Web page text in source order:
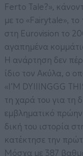
Ferto Tale?»,
με το «Fairytale»,
στη Eurovision το
αγαπημένα
Η ανάρτηση δεν
ίδιο τον Ακύλα, ο
«I’M DYIIINGGG
τη χαρά του για τη
εμβληματικό πρώην
δική του ιστορία
κατέκτησε την
Μόσχα με 387